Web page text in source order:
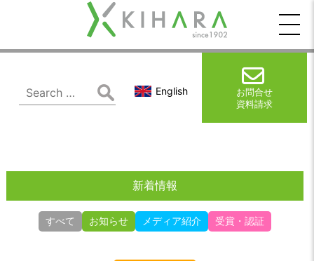
木
原
製
所
Search
for:
English
お問合せ
資料請求
新着情報
すべて お知らせ メディア紹介 受賞・認証